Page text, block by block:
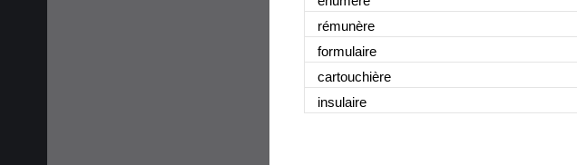
rémunère
formulaire
cartouchière
insulaire